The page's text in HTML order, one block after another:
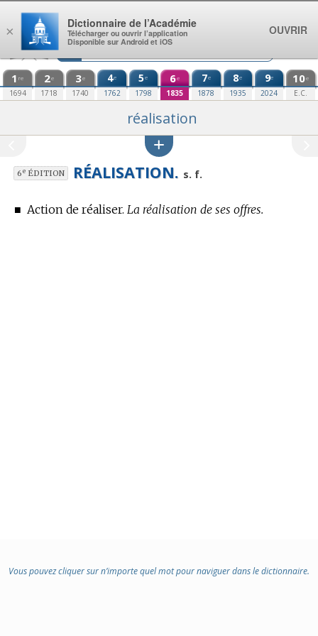
Aller au contenu
1 re
1694
2e
1718
3e
1740
4e
1762
5e
1798
6e
1835
7e
1878
8e
1935
9e
2024
10e
E.C.
réalisation
6eÉDITION RÉALISATION. s. f.
■ Action de réaliser. La réalisation de ses offres.
Vous pouvez cliquer sur n’importe quel mot pour naviguer dans le dictionnaire.
×
Dictionnaire de l’Académie
Télécharger ou ouvrir l’application
Disponible sur Android et iOS
OUVRIR